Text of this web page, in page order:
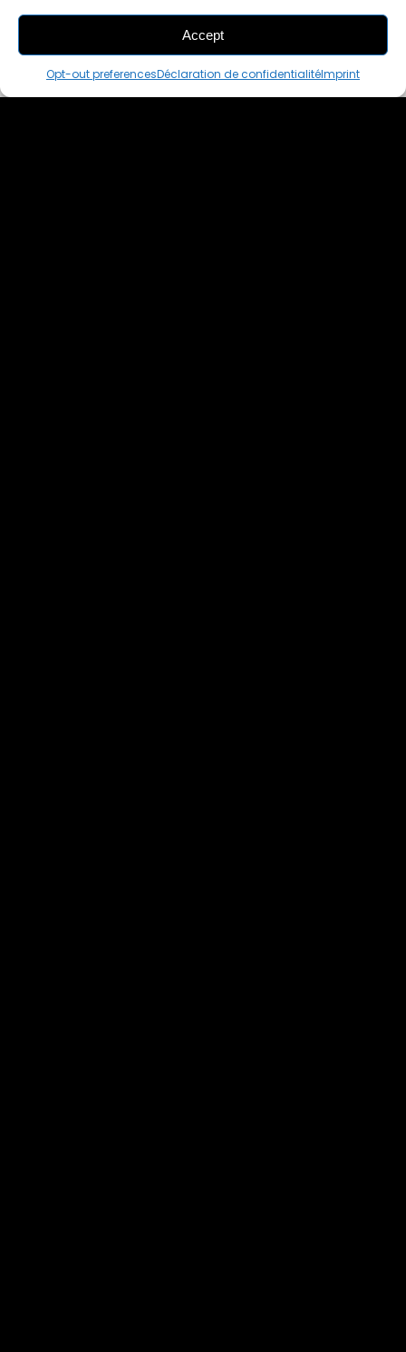
Accept
Opt-out preferencesDéclaration de confidentialitéImprint
THIS PAIR IS
ALREADY SOLD OUT